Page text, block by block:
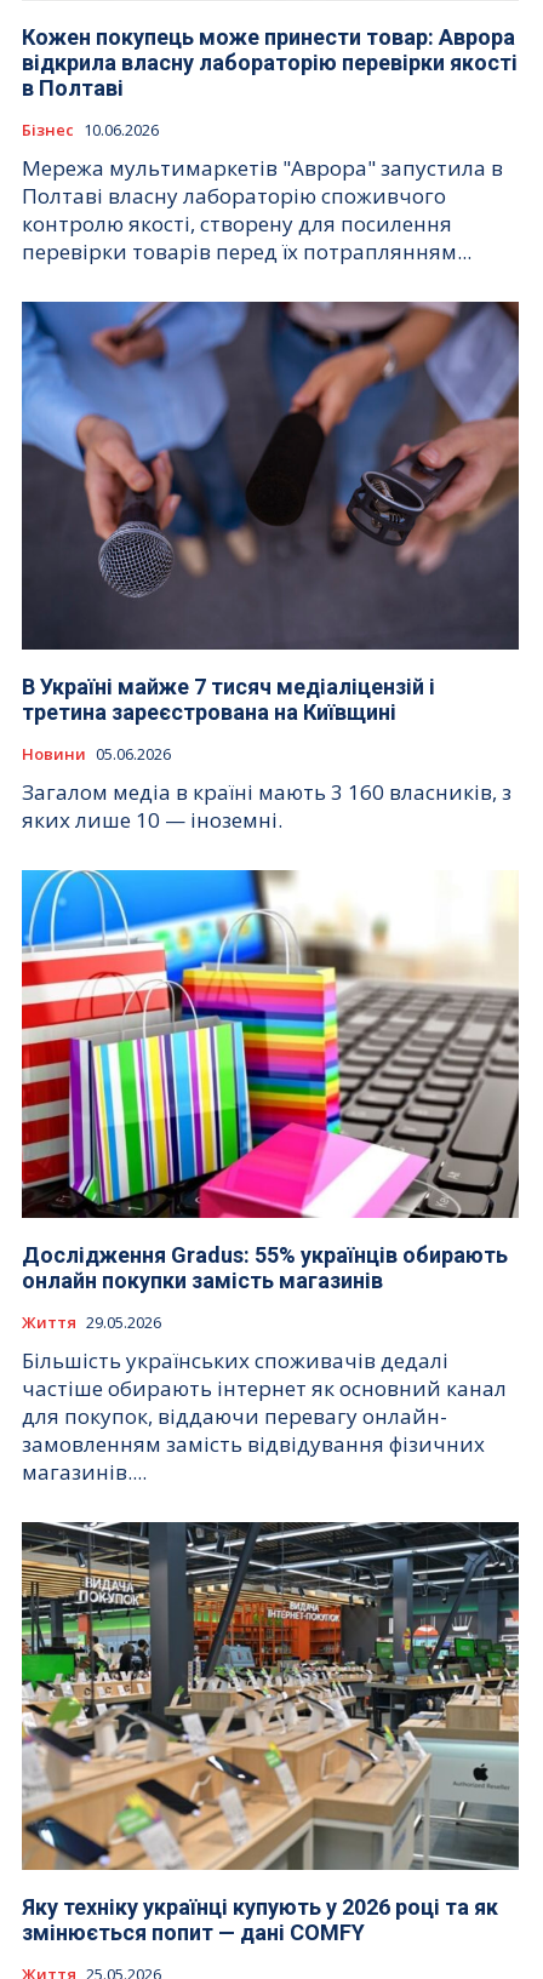
Кожен покупець може принести товар: Аврора
відкрила власну лабораторію перевірки якості
в Полтаві
Бізнес 10.06.2026
Мережа мультимаркетів "Аврора" запустила в
Полтаві власну лабораторію споживчого
контролю якості, створену для посилення
перевірки товарів перед їх потраплянням...
В Україні майже 7 тисяч медіаліцензій і
третина зареєстрована на Київщині
Новини 05.06.2026
Загалом медіа в країні мають 3 160 власників, з
яких лише 10 — іноземні.
Дослідження Gradus: 55% українців обирають
онлайн покупки замість магазинів
Життя 29.05.2026
Більшість українських споживачів дедалі
частіше обирають інтернет як основний канал
для покупок, віддаючи перевагу онлайн-
замовленням замість відвідування фізичних
магазинів....
Яку техніку українці купують у 2026 році та як
змінюється попит — дані COMFY
Життя 25.05.2026